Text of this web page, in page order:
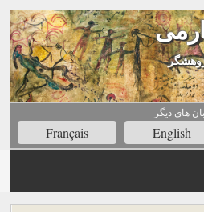
های ديگر
Français English